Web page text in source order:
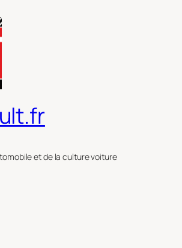
et de la culture voiture